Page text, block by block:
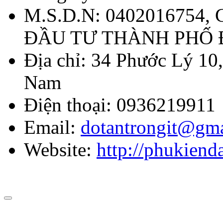
M.S.D.N: 0402016754,
ĐẦU TƯ THÀNH PHỐ
Địa chỉ: 34 Phước Lý
Nam
Điện thoại: 0936219911
Email:
Website: http://